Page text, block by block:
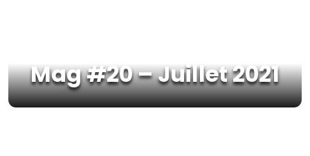
Mag #20 – Juillet 2021